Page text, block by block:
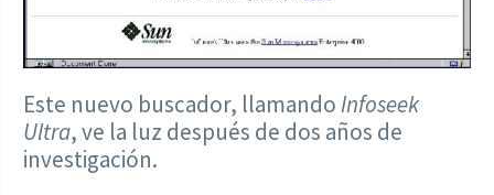
Este nuevo buscador, llamandoInfoseek
Ultra, ve la luz después de dos años de
investigación.